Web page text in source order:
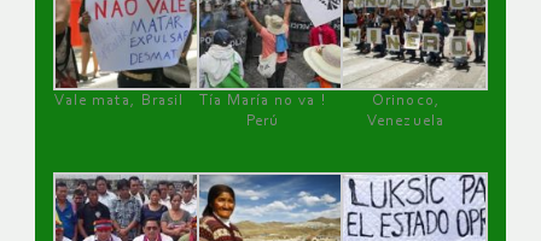
Vale mata, Brasil
Tía María no va !
Perú
Orinoco,
Venezuela